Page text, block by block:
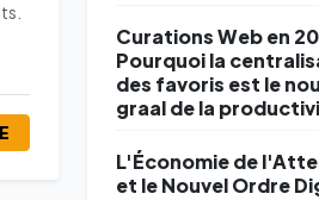
Curations Web en
Pourquoi la
des favoris est le
graal de la
L'Économie de
et le Nouvel Ordre